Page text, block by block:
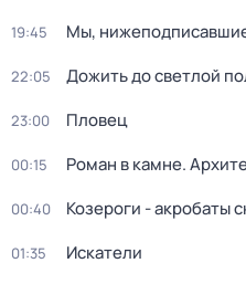
19:45 Мы,
22:05 Дожить до светлой
23:00 Пловец
00:15 Роман в камне.
00:40 Козероги - акробаты
01:35 Искатели